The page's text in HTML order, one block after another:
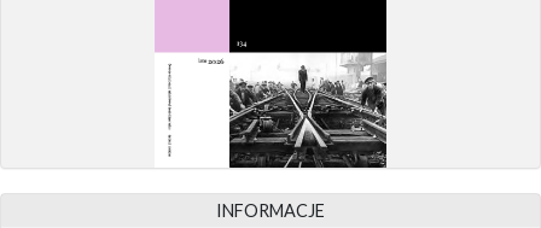
INFORMACJE